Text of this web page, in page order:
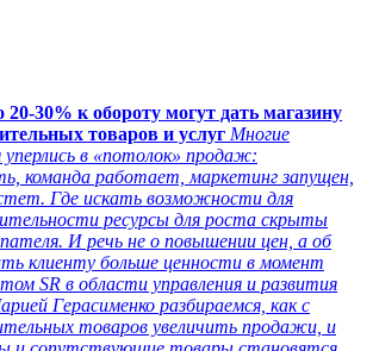
20-30% к обороту могут дать магазину
товаров и услуг Многие
уперлись в «потолок» продаж:
команда работает, маркетинг запущен,
Где искать возможности для
ресурсы для роста скрыты
И речь не о повышении цен, а об
клиенту больше ценности в момент
SR в области управления и развития
Герасименко разбираемся, как с
товаров увеличить продажи, и